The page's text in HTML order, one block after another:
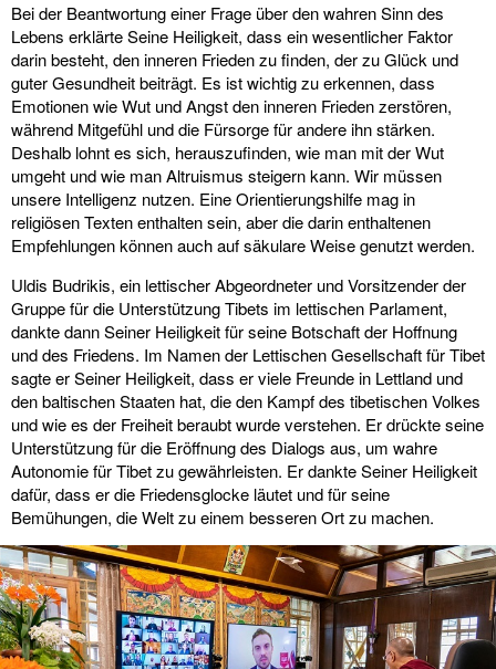
Bei der Beantwortung einer Frage über den wahren Sinn des
Lebens erklärte Seine Heiligkeit, dass ein wesentlicher Faktor
darin besteht, den inneren Frieden zu finden, der zu Glück und
guter Gesundheit beiträgt. Es ist wichtig zu erkennen, dass
Emotionen wie Wut und Angst den inneren Frieden zerstören,
während Mitgefühl und die Fürsorge für andere ihn stärken.
Deshalb lohnt es sich, herauszufinden, wie man mit der Wut
umgeht und wie man Altruismus steigern kann. Wir müssen
unsere Intelligenz nutzen. Eine Orientierungshilfe mag in
religiösen Texten enthalten sein, aber die darin enthaltenen
Empfehlungen können auch auf säkulare Weise genutzt werden.
Uldis Budrikis, ein lettischer Abgeordneter und Vorsitzender der
Gruppe für die Unterstützung Tibets im lettischen Parlament,
dankte dann Seiner Heiligkeit für seine Botschaft der Hoffnung
und des Friedens. Im Namen der Lettischen Gesellschaft für Tibet
sagte er Seiner Heiligkeit, dass er viele Freunde in Lettland und
den baltischen Staaten hat, die den Kampf des tibetischen Volkes
und wie es der Freiheit beraubt wurde verstehen. Er drückte seine
Unterstützung für die Eröffnung des Dialogs aus, um wahre
Autonomie für Tibet zu gewährleisten. Er dankte Seiner Heiligkeit
dafür, dass er die Friedensglocke läutet und für seine
Bemühungen, die Welt zu einem besseren Ort zu machen.